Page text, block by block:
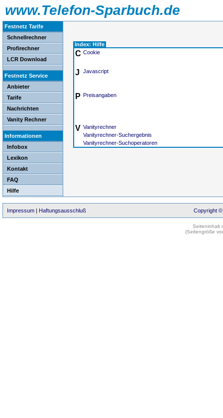
www.Telefon-Sparbuch.de
Festnetz Tarife
Schnellrechner
Profirechner
LCR Download
Festnetz Service
Anbieter
Tarife
Nachrichten
Vanity Rechner
Informationen
Infobox
Lexikon
Kontakt
FAQ
Hilfe
Index: Hilfe
C Cookie
J Javascript
P Preisangaben
V Vanityrechner
Vanityrechner-Suchergebnis
Vanityrechner-Suchoperatoren
Impressum | Haftungsausschluß Copyright ©
Seiteninhalt
(Seitengröße